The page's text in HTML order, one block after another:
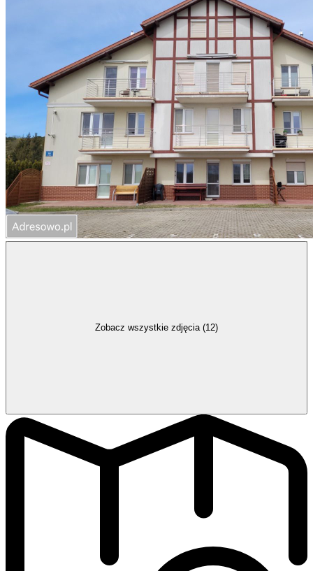
Zobacz wszystkie zdjęcia (12)